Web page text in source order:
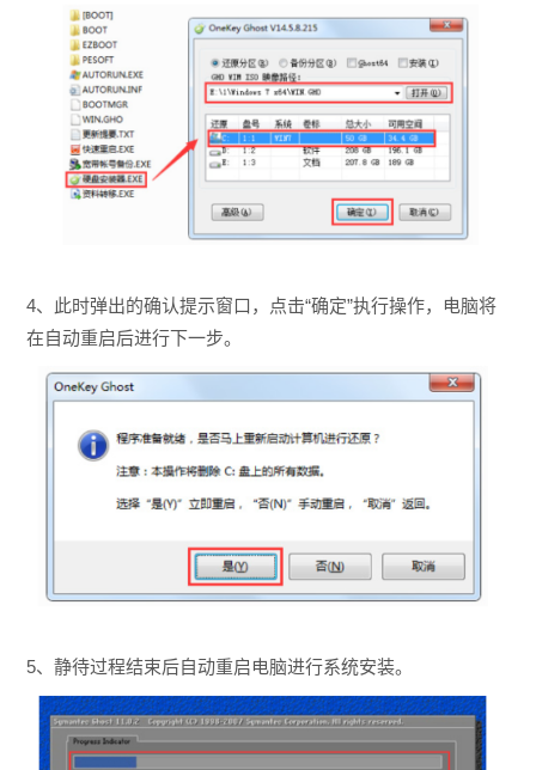
4、此时弹出的确认提示窗口，点击“确定”执行操作，电脑将
在自动重启后进行下一步。
5、静待过程结束后自动重启电脑进行系统安装。